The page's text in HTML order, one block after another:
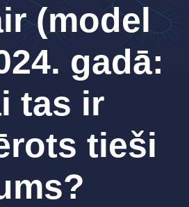
(model
gadā:
tas ir
tieši